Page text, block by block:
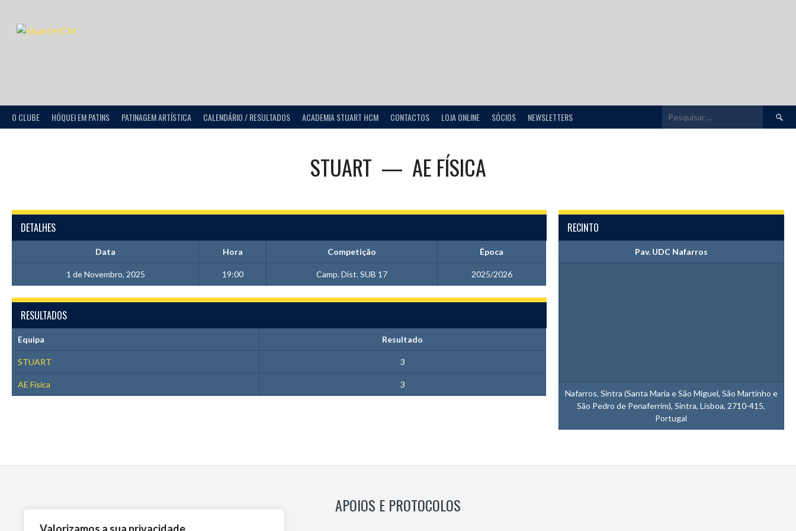
O CLUBE HÓQUEI EM PATINS PATINAGEM ARTÍSTICA CALENDÁRIO / RESULTADOS ACADEMIA STUART HCM CONTACTOS LOJA ONLINE SÓCIOS NEWSLETTERS
por:
STUART — AE FÍSICA
DETALHES
Data Hora Competição Época
1 de Novembro, 2025 19:00 Camp. Dist. SUB 17 2025/2026
RECINTO
Pav. UDC Nafarros
Nafarros, Sintra (Santa Maria e São Miguel, São Martinho e
São Pedro de Penaferrim), Sintra, Lisboa, 2710-415,
Portugal
RESULTADOS
Equipa Resultado
STUART 3
AE Física 3
APOIOS E PROTOCOLOS